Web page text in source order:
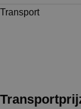
Transport